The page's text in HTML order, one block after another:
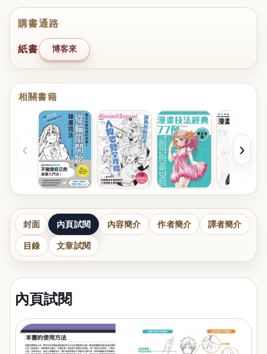
購書通路
紙書 博客來
相關書籍
‹ ›
封面 內頁試閱 內容簡介 作者簡介 譯者簡介
目錄 文章試閱
內頁試閱